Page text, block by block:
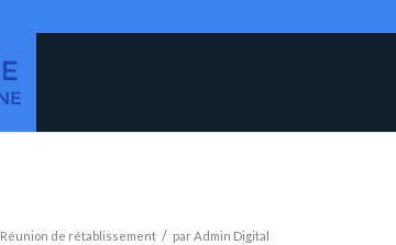
Réunion de rétablissement / parAdmin Digital